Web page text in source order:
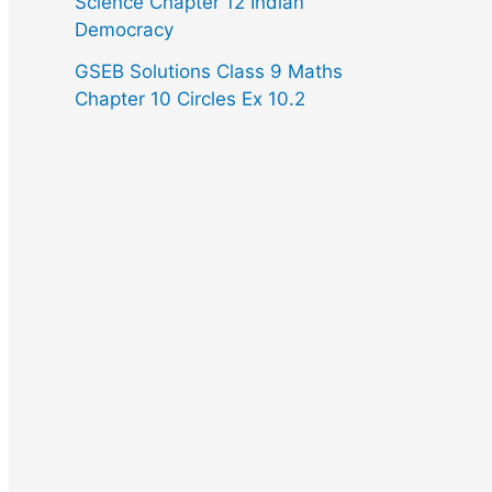
Democracy
GSEB Solutions Class 9 Maths
Chapter 10 Circles Ex 10.2